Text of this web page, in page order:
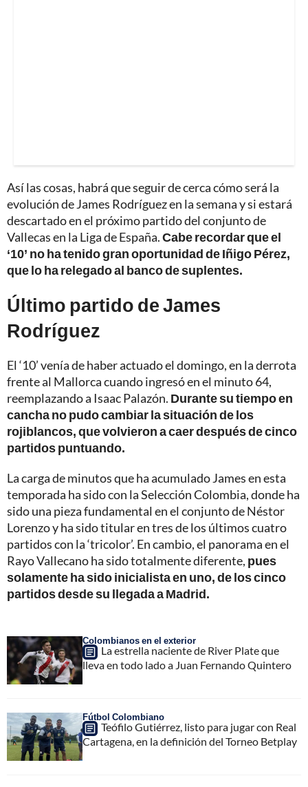
Así las cosas, habrá que seguir de cerca cómo será la
evolución de James Rodríguez en la semana y si estará
descartado en el próximo partido del conjunto de
Vallecas en la Liga de España.Cabe recordar que el
‘10’ no ha tenido gran oportunidad de Iñigo Pérez,
que lo ha relegado al banco de suplentes.
Último partido de James
Rodríguez
El ‘10’ venía de haber actuado el domingo, en la derrota
frente al Mallorca cuando ingresó en el minuto 64,
reemplazando a Isaac Palazón. Durante su tiempo en
cancha no pudo cambiar la situación de los
rojiblancos, que volvieron a caer después de cinco
partidos puntuando.
La carga de minutos que ha acumulado James en esta
temporada ha sido con la Selección Colombia, donde ha
sido una pieza fundamental en el conjunto de Néstor
Lorenzo y ha sido titular en tres de los últimos cuatro
partidos con la ‘tricolor’. En cambio, el panorama en el
Rayo Vallecano ha sido totalmente diferente, pues
solamente ha sido inicialista en uno, de los cinco
partidos desde su llegada a Madrid.
Colombianos en el exterior
La estrella naciente de River Plate que
lleva en todo lado a Juan Fernando Quintero
Fútbol Colombiano
Teófilo Gutiérrez, listo para jugar con Real
Cartagena, en la definición del Torneo Betplay